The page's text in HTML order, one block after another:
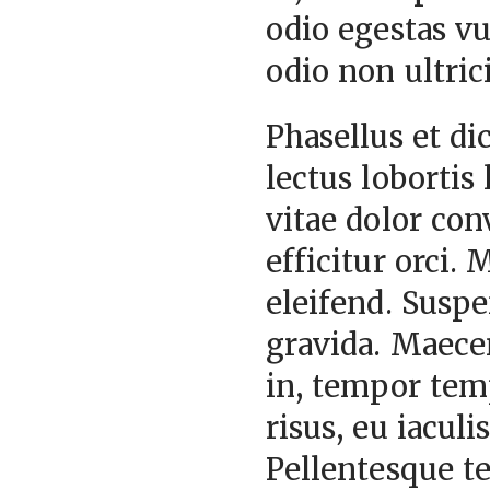
odio egestas
odio non
Phasellus et
lectus lobortis
vitae dolor
efficitur orci.
eleifend.
gravida.
in, tempor
risus, eu
Pellentesque